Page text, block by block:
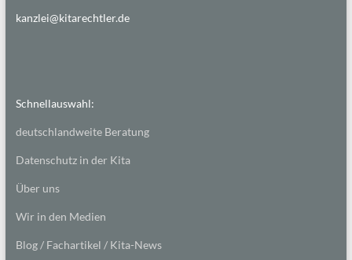
kanzlei@kitarechtler.de
Schnellauswahl:
deutschlandweite Beratung
Datenschutz in der Kita
Über uns
Wir in den Medien
Blog / Fachartikel / Kita-News